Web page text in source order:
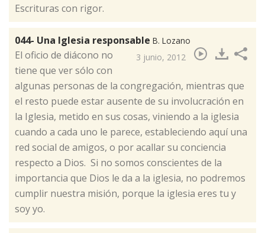
Escrituras con rigor.
044- Una Iglesia responsable B. Lozano
3 junio, 2012
El oficio de diácono no
tiene que ver sólo con
algunas personas de la congregación, mientras que
el resto puede estar ausente de su involucración en
la Iglesia, metido en sus cosas, viniendo a la iglesia
cuando a cada uno le parece, estableciendo aquí una
red social de amigos, o por acallar su conciencia
respecto a Dios. Si no somos conscientes de la
importancia que Dios le da a la iglesia, no podremos
cumplir nuestra misión, porque la iglesia eres tu y
soy yo.